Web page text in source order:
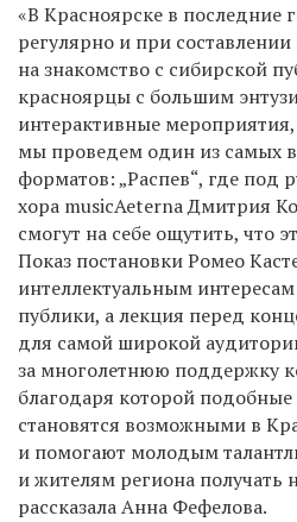
«В Красноярске в
регулярно и при
на знакомство с сибирской
красноярцы с большим
интерактивные мероприятия,
мы проведем один из самых
форматов: „Распев“, где под
хора musicAeterna Дмитрия
смогут на себе ощутить, что
Показ постановки Ромео
интеллектуальным
публики, а лекция перед
для самой широкой
за многолетнюю поддержку
благодаря которой
становятся возможными в
и помогают молодым
и жителям региона получать
рассказала Анна Фефелова.